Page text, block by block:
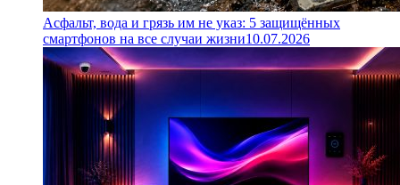
Асфальт, вода и грязь им не указ: 5 защищённых
смартфонов на все случаи жизни10.07.2026